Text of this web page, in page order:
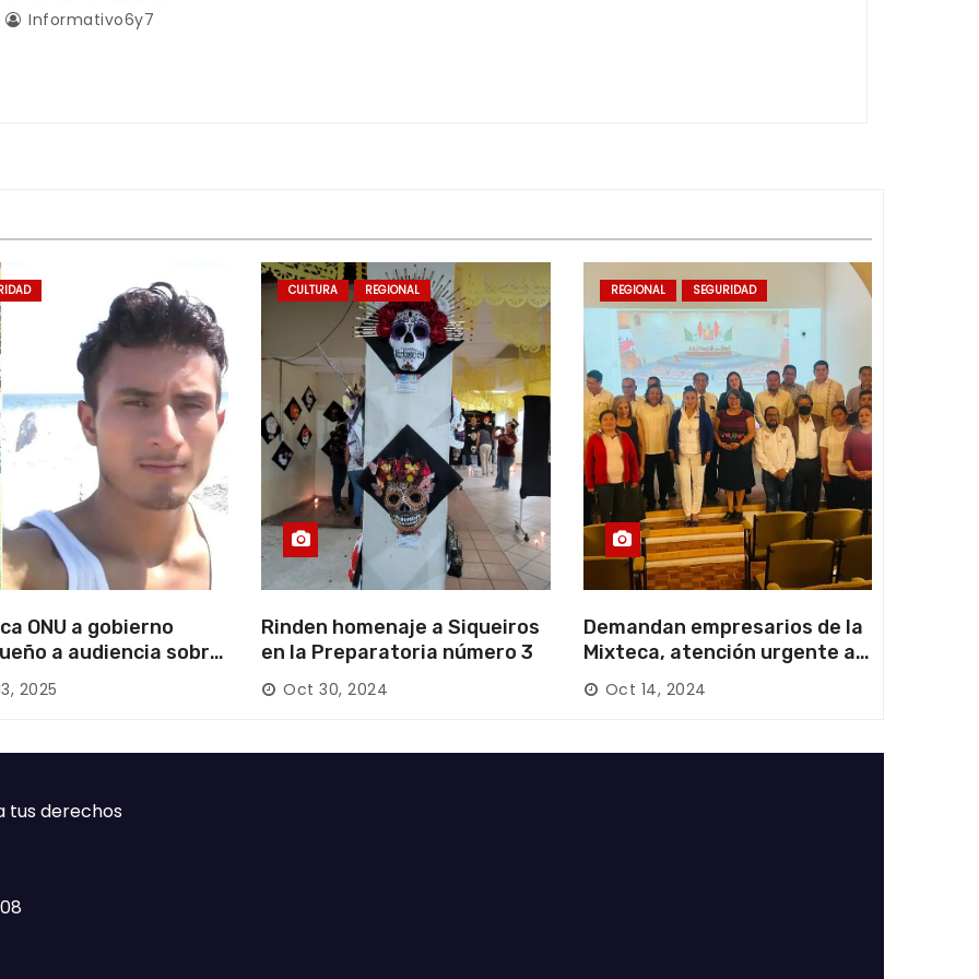
Informativo6y7
ONU a gobierno
a audiencia sobre
forzada en la
2025
CULTURA REGIONAL
Rinden homenaje a Siqueiros
en la Preparatoria número 3
Oct 30, 2024
REGIONAL SEGURIDAD
Demandan empresarios de la
Mixteca, atención urgente a
las carreteras locales y
federales
Oct 14, 2024
tus derechos